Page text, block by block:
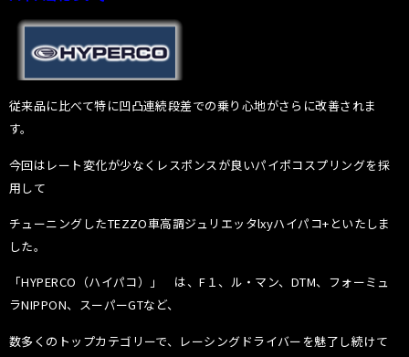
従来品に比べて特に凹凸連続段差での乗り心地がさらに改善されま
す。
今回はレート変化が少なくレスポンスが良いパイポコスプリングを採
用して
チューニングしたTEZZO車高調ジュリエッタlxyハイパコ+といたしま
した。
「HYPERCO（ハイパコ）」 は、F１、ル・マン、DTM、フォーミュ
ラNIPPON、スーパーGTなど、
数多くのトップカテゴリーで、レーシングドライバーを魅了し続けて